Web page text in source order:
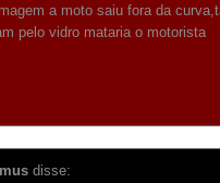
a moto saiu fora da
pelo vidro mataria o motorista
disse: